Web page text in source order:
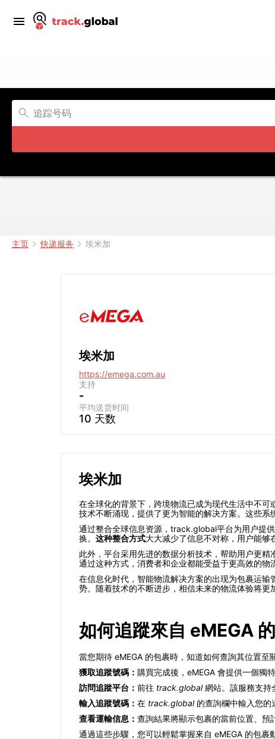
主页 快递服务 埃米加
埃米加
https://emega.com.au
支持
-
平均送货时间
10 天数
埃米加
在全球化的背景下，跨境物流已成为现代生活中不
技术不断涌现，提供了更为智能的解决方案。这些系
通过整合全球信息资源，track.global平台为用户提
换。 这种整合方式大大减少了信息不对称，用户能够
此外，平台采用先进的数据分析技术，帮助用户更精
通过这种方式，消费者和企业都能受益于更高效的物
在信息化时代，智能物流解决方案的出现为包裹运输
势。随着技术的不断进步，相信未来的物流体验将更
如何追蹤來自 eMEGA
當您期待 eMEGA 的包裹時，知道如何查詢其位置至
獲取追蹤號碼： 購買完成後，eMEGA 會提供一個獨
訪問追蹤平台： 前往 track.global網站。該服務支持
輸入追蹤號碼： 在 track.global的查詢欄中輸入您的
查看運輸信息： 查詢結果將顯示包裹的當前位置、預
通過這些步驟，您可以輕鬆掌握來自 eMEGA 的包裹